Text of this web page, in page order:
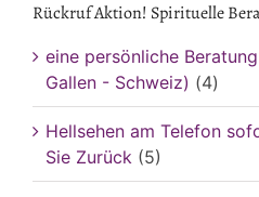
Rückruf Aktion! Spirituelle
eine persönliche
Gallen - Schweiz) (4)
Hellsehen am Telefon
Sie Zurück (5)